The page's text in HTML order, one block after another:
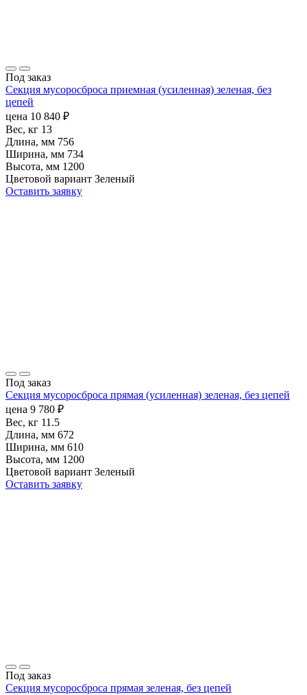
Под заказ
Секция мусоросброса приемная (усиленная) зеленая, без
цепей
цена 10 840 ₽
Вес, кг 13
Длина, мм 756
Ширина, мм 734
Высота, мм 1200
Цветовой вариант Зеленый
Оставить заявку
Под заказ
Секция мусоросброса прямая (усиленная) зеленая, без цепей
цена 9 780 ₽
Вес, кг 11.5
Длина, мм 672
Ширина, мм 610
Высота, мм 1200
Цветовой вариант Зеленый
Оставить заявку
Под заказ
Секция мусоросброса прямая зеленая, без цепей